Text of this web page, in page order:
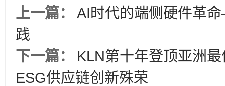
上一篇：
AI时代的端侧硬件革
践
下一篇：
KLN第十年登顶亚洲
ESG供应链创新殊荣